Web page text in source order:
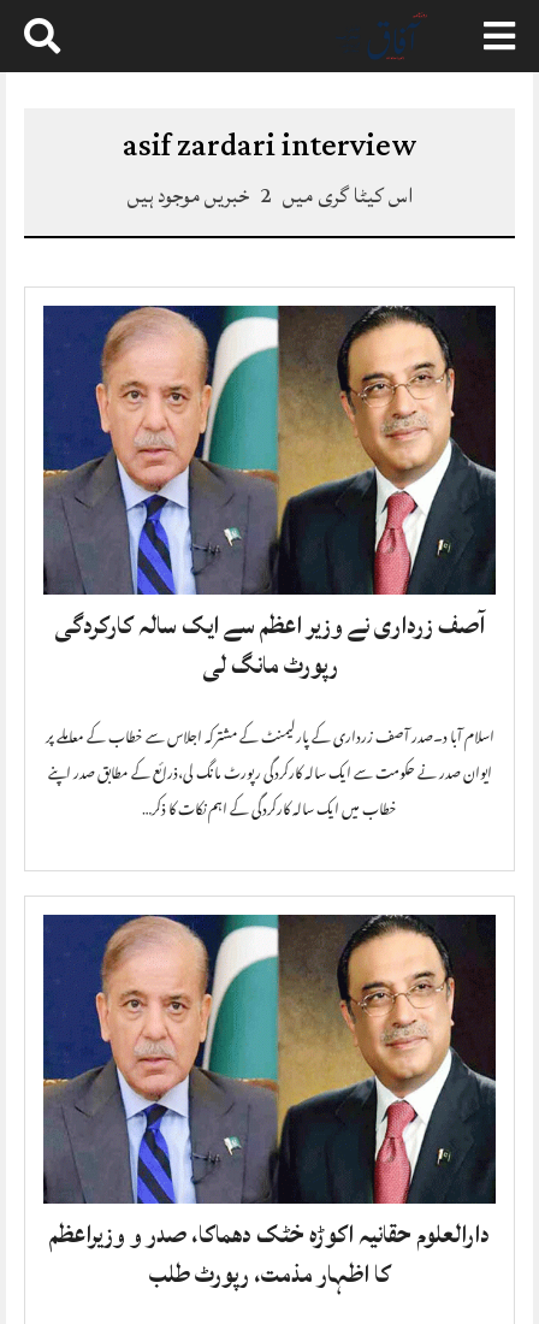
Skip
asif zardari interview
اس کیٹا گری میں 2 خبریں موجود ہیں
آصف زرداری نے وزیر اعظم سے ایک سالہ کارکردگی
رپورٹ مانگ لی
اسلام آبا د۔صدر آصف زرداری کے پارلیمنٹ کے مشترکہ اجلاس سے خطاب کے معاملے پر
ایوان صدر نے حکومت سے ایک سالہ کارکردگی رپورٹ مانگ لی،ذرائع کے مطابق صدر اپنے
خطاب میں ایک سالہ کارکردگی کے اہم نکات کا ذکر…
دارالعلوم حقانیہ اکوڑہ خٹک دھماکا، صدر و وزیراعظم
کا اظہار مذمت، رپورٹ طلب